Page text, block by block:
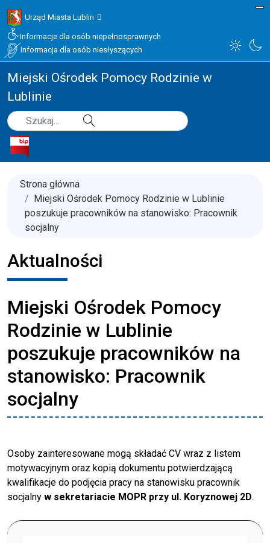
Urząd Miasta Lublin
Informacje dla osób niepełnosprawnych
Informacja dla osób niesłyszących
Miejski Ośrodek Pomocy Rodzinie w
Lublinie
Szukaj
Type 2 or more characters for results.
Strona główna
Miejski Ośrodek Pomocy Rodzinie w Lublinie
poszukuje pracowników na stanowisko: Pracownik
socjalny
Aktualności
Miejski Ośrodek Pomocy
Rodzinie w Lublinie
poszukuje pracowników na
stanowisko: Pracownik
socjalny
Osoby zainteresowane mogą składać CV wraz z listem
motywacyjnym oraz kopią dokumentu potwierdzającą
kwalifikacje do podjęcia pracy na stanowisku pracownik
socjalny w sekretariacie MOPR przy ul. Koryznowej 2D.